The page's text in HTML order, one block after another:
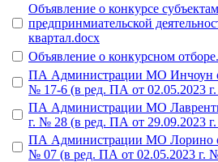
Объявление о конкурсе субъектам
предпринмиательской
квартал.docx
Объявление о конкурсном
ПА Администрации МО Инчоун
№ 17-6 (в ред. ПА от 02.05.2023
ПА Администрации МО
г. № 28 (в ред. ПА от 29.09.2023
ПА Администрации МО Лорино
№ 07 (в ред. ПА от 02.05.2023 г.